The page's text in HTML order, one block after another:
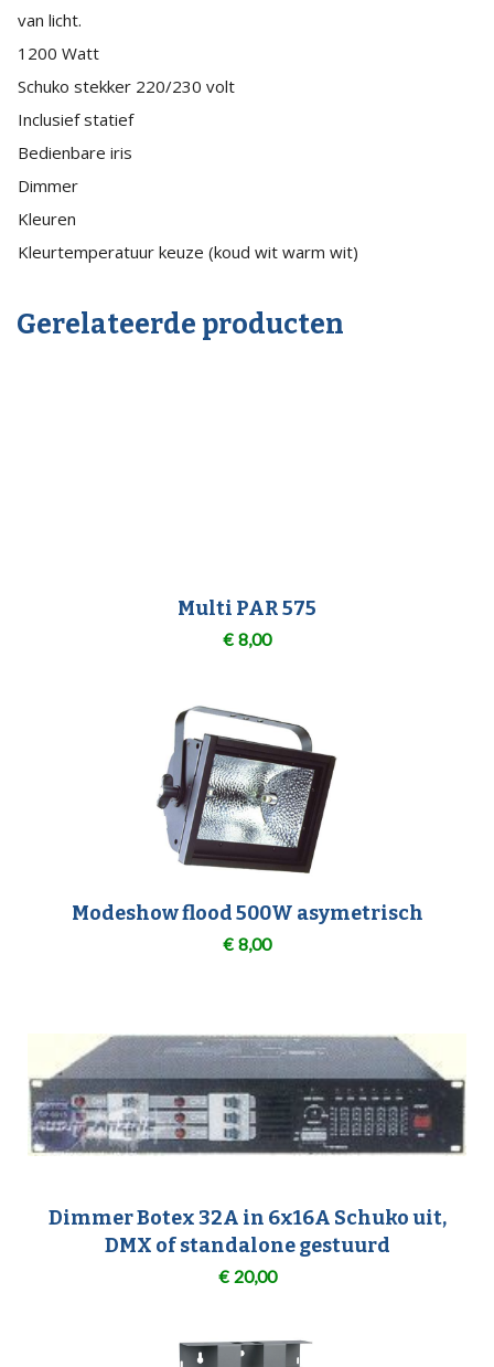
van licht.
1200 Watt
Schuko stekker 220/230 volt
Inclusief statief
Bedienbare iris
Dimmer
Kleuren
Kleurtemperatuur keuze (koud wit warm wit)
Gerelateerde producten
Multi PAR 575
€ 8,00
Modeshow flood 500W asymetrisch
€ 8,00
Dimmer Botex 32A in 6x16A Schuko uit,
DMX of standalone gestuurd
€ 20,00